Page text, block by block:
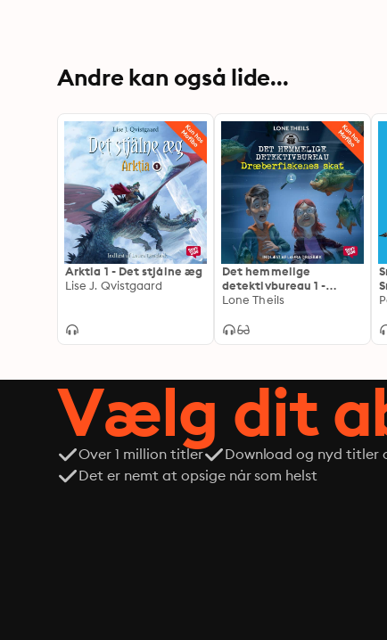
Andre kan også lide...
Arktia 1 - Det stjålne æg
Lise J. Qvistgaard
Det hemmelige
detektivbureau 1 -
Dræberfiskenes skat
Lone Theils
Vælg dit
Over 1 million titler Download og nyd titler
Det er nemt at opsige når som helst